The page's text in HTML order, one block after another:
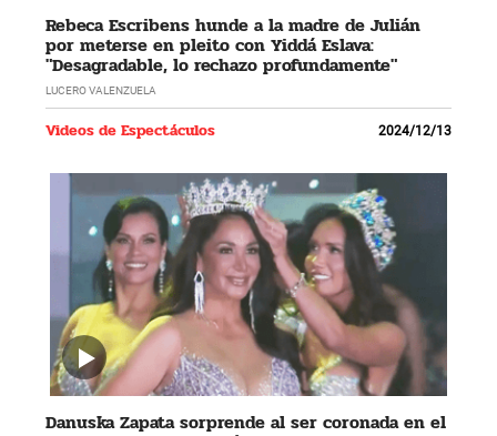
Rebeca Escribens hunde a la madre de Julián
por meterse en pleito con Yiddá Eslava:
"Desagradable, lo rechazo profundamente"
LUCERO VALENZUELA
Videos de Espectáculos 2024/12/13
Danuska Zapata sorprende al ser coronada en el